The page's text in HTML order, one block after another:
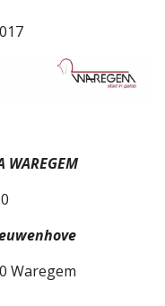
WAREGEM
Waregem